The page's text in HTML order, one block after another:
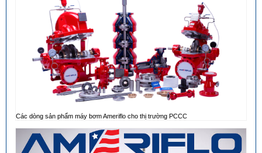
Các dòng sản phẩm máy bơm Ameriflo cho thị trường PCCC